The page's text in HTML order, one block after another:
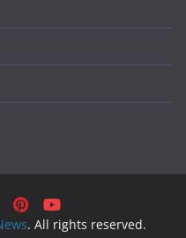
. All rights reserved.